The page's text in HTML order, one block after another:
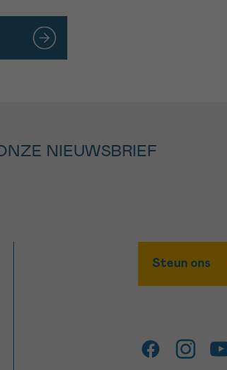
NIEUWSBRIEF
Steun ons